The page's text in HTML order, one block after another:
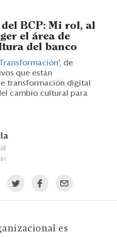
BCP: Mi rol, al
el área de
del banco
', de
que están
transformación digital
cambio cultural para
es